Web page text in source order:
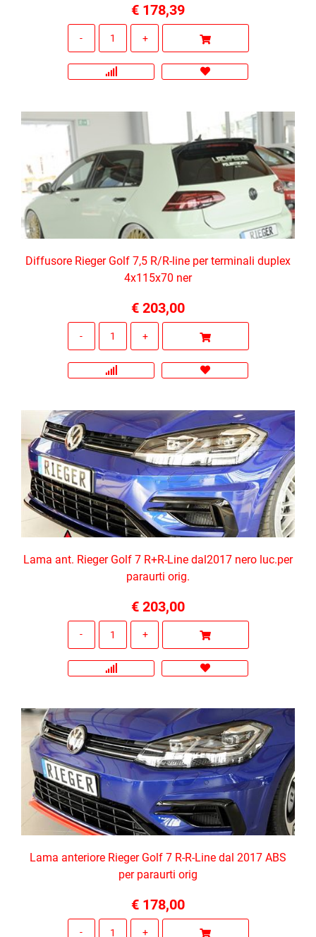
€ 178,39
Diffusore Rieger Golf 7,5 R/R-line per terminali duplex
4x115x70 ner
€ 203,00
Lama ant. Rieger Golf 7 R+R-Line dal2017 nero luc.per
paraurti orig.
€ 203,00
Lama anteriore Rieger Golf 7 R-R-Line dal 2017 ABS
per paraurti orig
€ 178,00